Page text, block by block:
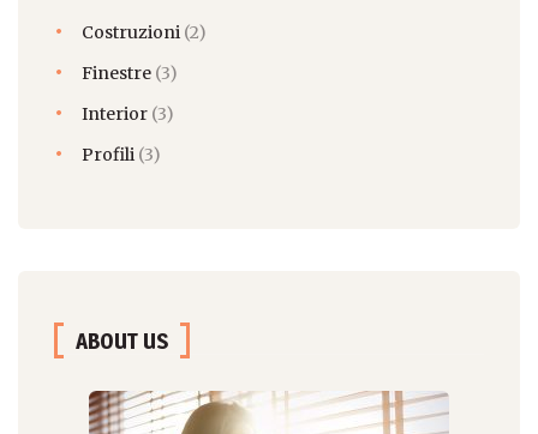
Costruzioni (2)
Finestre (3)
Interior (3)
Profili (3)
ABOUT US